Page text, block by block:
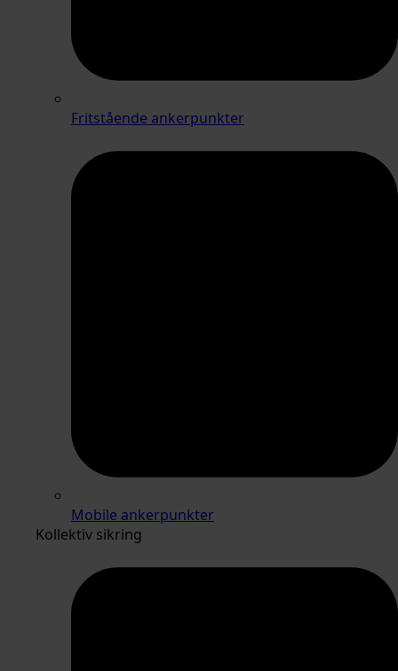
Fritstående ankerpunkter
Mobile ankerpunkter
Kollektiv sikring